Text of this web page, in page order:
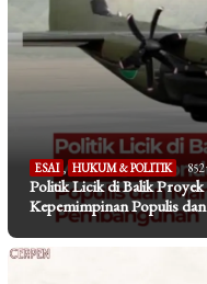
ESAI , HUKUM & POLITIK 852
Politik Licik di Balik
Kepemimpinan Populis